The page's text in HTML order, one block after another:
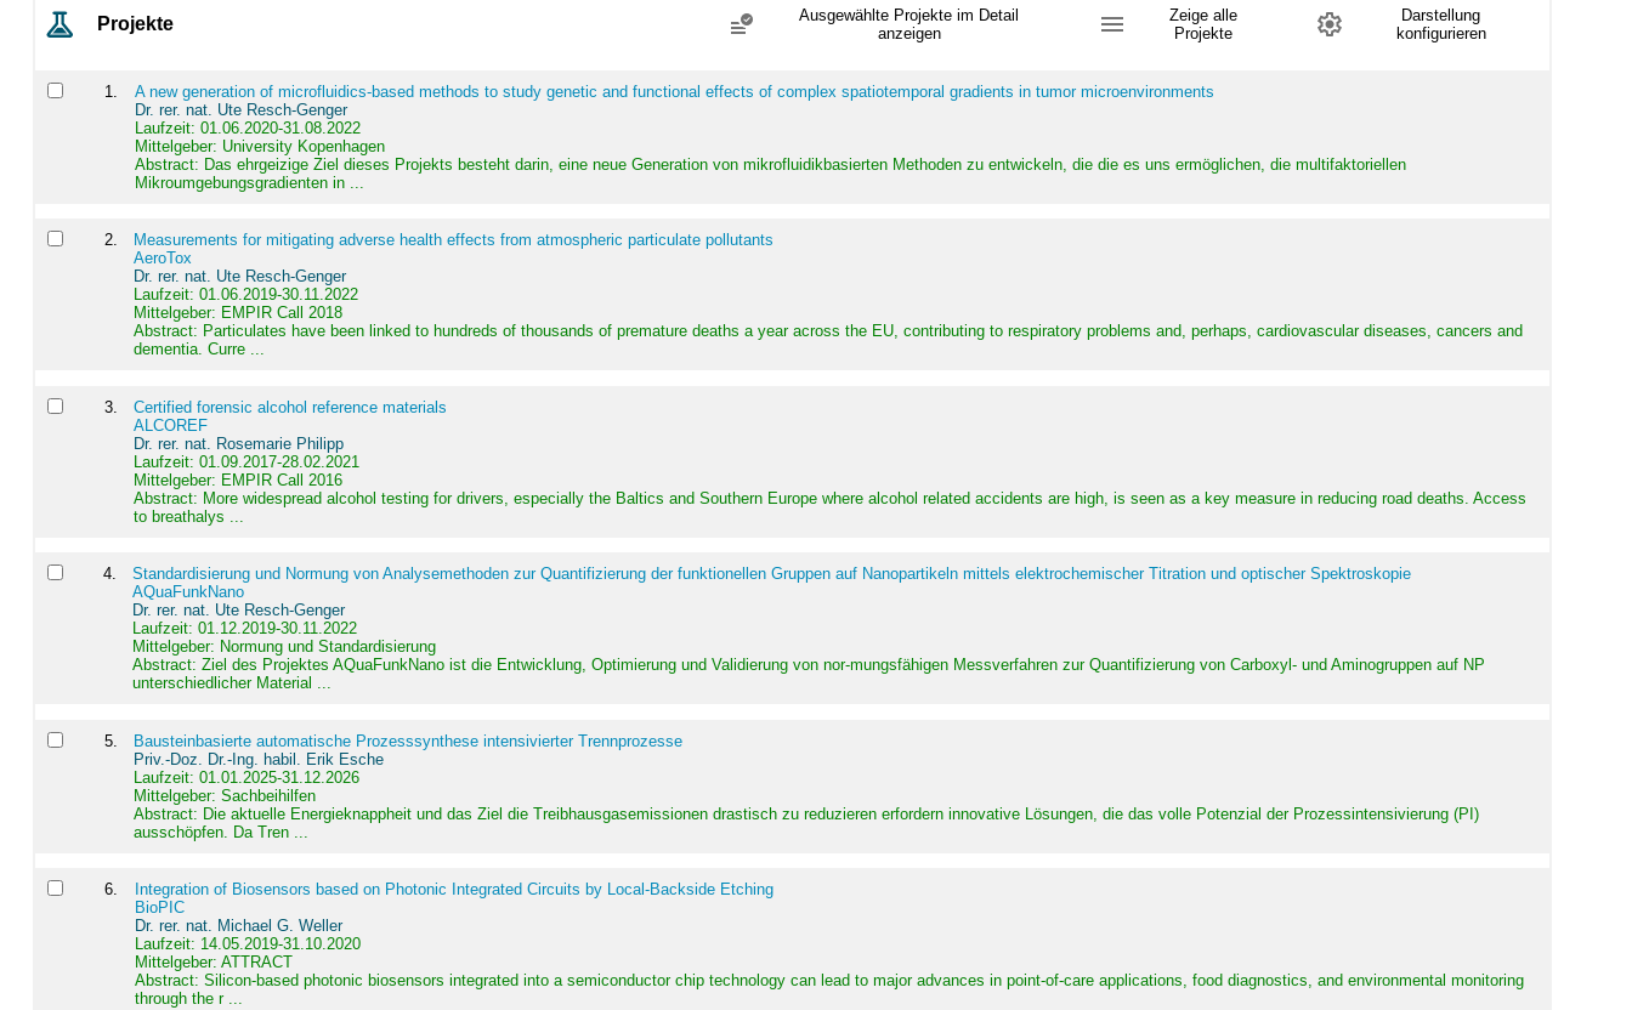
Projekte
Ausgewählte Projekte im Detail
anzeigen
Zeige alle
Projekte
Darstellung
konfigurieren
1
A new generation of microfluidics-based methods to study genetic and functional effects of complex spatiotemporal gradients in tumor microenvironments
Dr. rer. nat. Ute Resch-Genger
Laufzeit: 01.06.2020-31.08.2022
Mittelgeber: University Kopenhagen
Abstract: Das ehrgeizige Ziel dieses Projekts besteht darin, eine neue Generation von mikrofluidikbasierten Methoden zu entwickeln, die die es uns ermöglichen, die multifaktoriellen
Mikroumgebungsgradienten in ...
2.
Measurements for mitigating adverse health effects from atmospheric particulate pollutants
AeroTox
Dr. rer. nat. Ute Resch-Genger
Laufzeit: 01.06.2019-30.11.2022
Mittelgeber: EMPIR Call 2018
Abstract: Particulates have been linked to hundreds of thousands of premature deaths a year across the EU, contributing to respiratory problems and, perhaps, cardiovascular diseases, cancers and
dementia. Curre ...
3.
Certified forensic alcohol reference materials
ALCOREF
Dr. rer. nat. Rosemarie Philipp
Laufzeit: 01.09.2017-28.02.2021
Mittelgeber: EMPIR Call 2016
Abstract: More widespread alcohol testing for drivers, especially the Baltics and Southern Europe where alcohol related accidents are high, is seen as a key measure in reducing road deaths. Access
to breathalys ...
4.
Standardisierung und Normung von Analysemethoden zur Quantifizierung der funktionellen Gruppen auf Nanopartikeln mittels elektrochemischer Titration und optischer Spektroskopie
AQuaFunkNano
Dr. rer. nat. Ute Resch-Genger
Laufzeit: 01.12.2019-30.11.2022
Mittelgeber: Normung und Standardisierung
Abstract:Ziel des Projektes AQuaFunkNano ist die Entwicklung, Optimierung und Validierung von nor-mungsfähigen Messverfahren zur Quantifizierung von Carboxyl- und Aminogruppen auf NP
unterschiedlicher Material ...
5.
Bausteinbasierte automatische Prozesssynthese intensivierter Trennprozesse
Priv.-Doz. Dr.-Ing. habil. Erik Esche
Laufzeit: 01.01.2025-31.12.2026
Mittelgeber: Sachbeihilfen
Abstract: Die aktuelle Energieknappheit und das Ziel die Treibhausgasemissionen drastisch zu reduzieren erfordern innovative Lösungen, die das volle Potenzial der Prozessintensivierung (PI)
ausschöpfen. Da Tren ...
6.
Integration of Biosensors based on Photonic Integrated Circuits by Local-Backside Etching
BioPIC
Dr. rer. nat. Michael G. Weller
Laufzeit: 14.05.2019-31.10.2020
Mittelgeber: ATTRACT
Abstract: Silicon-based photonic biosensors integrated into a semiconductor chip technology can lead to major advances in point-of-care applications, food diagnostics, and environmental monitoring
through the r ...